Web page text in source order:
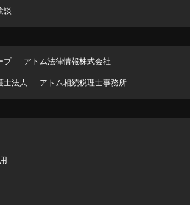
談
プ アトム法律情報株式会社
士法人 アトム相続税理士事務所